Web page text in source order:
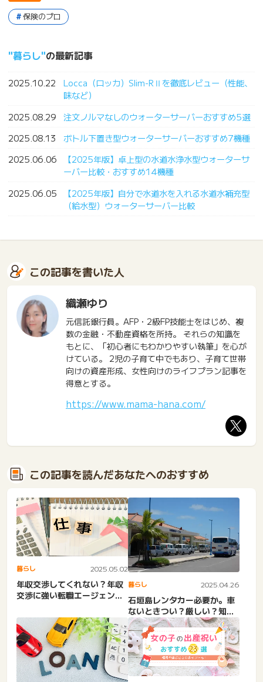
保険のプロ
暮らし の最新記事
2025.10.22
Locca（ロッカ）Slim-RⅡを徹底レビュー（性能、
味など）
2025.08.29
注文ノルマなしのウォーターサーバーおすすめ5選
2025.08.13
ボトル下置き型ウォーターサーバーおすすめ7機種
2025.06.06
【2025年版】卓上型の水道水浄水型ウォーターサ
ーバー比較・おすすめ14機種
2025.06.05
【2025年版】自分で水道水を入れる水道水補充型
（給水型）ウォーターサーバー比較
この記事を書いた人
織瀬ゆり
元信託銀行員。AFP・2級FP技能士をはじめ、複
数の金融・不動産資格を所持。 それらの知識を
もとに、「初心者にもわかりやすい執筆」を心が
けている。 2児の子育て中でもあり、子育て世帯
向けの資産形成、女性向けのライフプラン記事を
得意とする。
https://www.mama-hana.com/
この記事を読んだあなたへのおすすめ
暮らし 2025.05.02
年収交渉してくれない？年収
交渉に強い転職エージェン
場...
暮らし 2025.04.26
石垣島レンタカー必要か。車
ないときつい？厳しい？知恵
袋・相場・レンタカーなし
の...